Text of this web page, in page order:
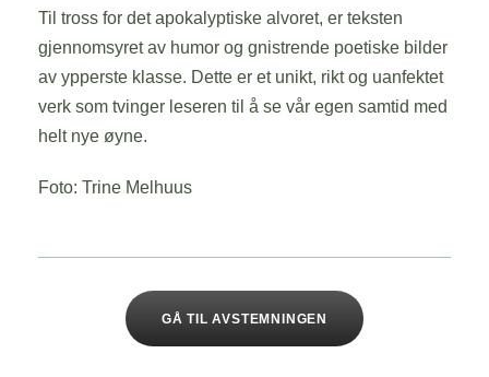
Til tross for det apokalyptiske alvoret, er teksten
gjennomsyret av humor og gnistrende poetiske bilder
av ypperste klasse. Dette er et unikt, rikt og uanfektet
verk som tvinger leseren til å se vår egen samtid med
helt nye øyne.
Foto: Trine Melhuus
GÅ TIL AVSTEMNINGEN